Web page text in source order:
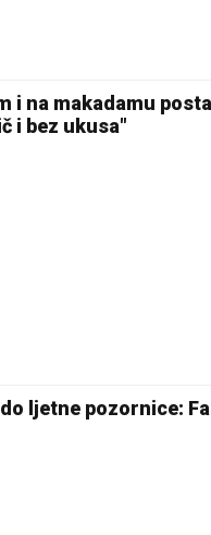
i na makadamu
i bez ukusa"
ljetne pozornice: